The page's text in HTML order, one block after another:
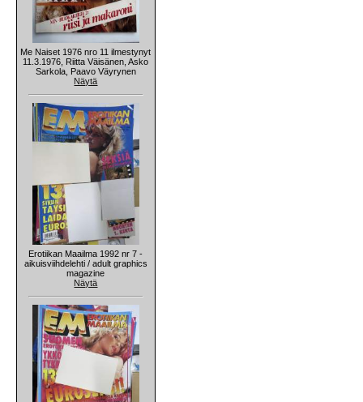
Me Naiset 1976 nro 11 ilmestynyt
11.3.1976, Riitta Väisänen, Asko
Sarkola, Paavo Väyrynen
Näytä
Erotiikan Maailma 1992 nr 7 -
aikuisviihdelehti / adult graphics
magazine
Näytä